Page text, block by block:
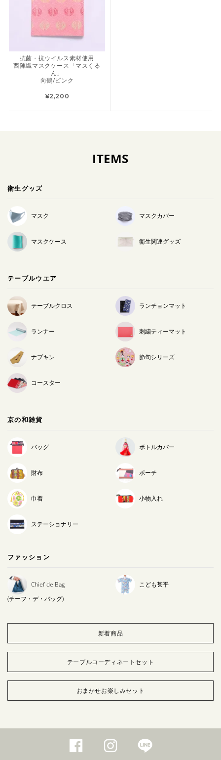
抗菌・抗ウイルス素材使用
西陣織マスクケース「マスくる
ん」
向鶴/ピンク
¥2,200
ITEMS
衛生グッズ
マスク マスクカバー
マスクケース 衛生関連グッズ
テーブルウエア
テーブルクロス ランチョンマット
ランナー 刺繍ティーマット
ナプキン 節句シリーズ
コースター
京の和雑貨
バッグ ボトルカバー
財布 ポーチ
巾着 小物入れ
ステーショナリー
ファッション
Chief de Bag
(チーフ・デ・バッグ)
こども甚平
新着商品
テーブルコーディネートセット
おまかせお楽しみセット